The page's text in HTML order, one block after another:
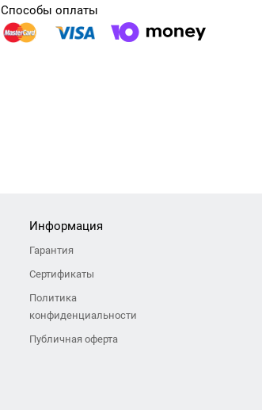
Способы оплаты
Информация
Гарантия
Сертификаты
Политика
конфиденциальности
Публичная оферта